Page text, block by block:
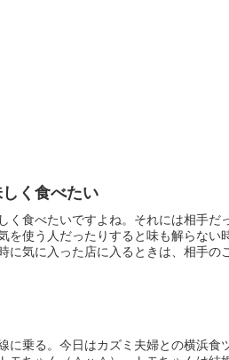
く食べたい
く食べたいですよね。それには相手だ
を使う人だったりすると味も解らない
に気に入った店に入るときは、相手の
に乗る。今日はカズミ夫婦との横浜食